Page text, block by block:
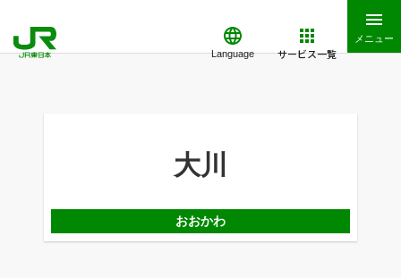
Language サービス一覧
メニュー
大川
おおかわ